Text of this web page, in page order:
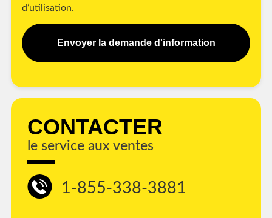
d’utilisation.
Envoyer la demande d'information
CONTACTER
le service aux ventes
1-855-338-3881